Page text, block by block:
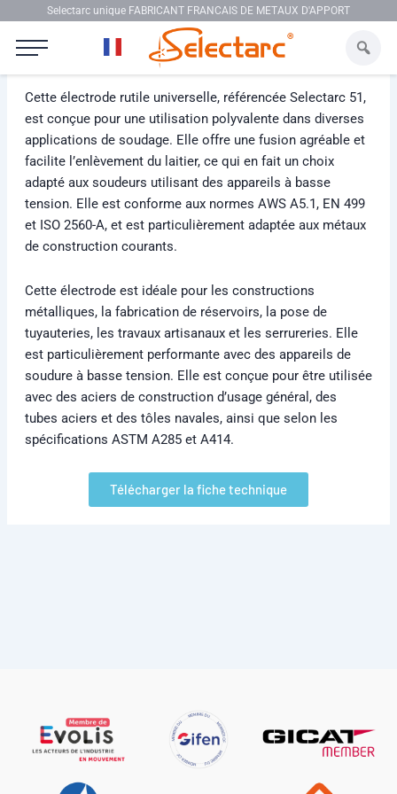
Aller au contenuSelectarc unique FABRICANT FRANCAIS DE METAUX D'APPORT
Cette électrode rutile universelle, référencée Selectarc 51,
est conçue pour une utilisation polyvalente dans diverses
applications de soudage. Elle offre une fusion agréable et
facilite l’enlèvement du laitier, ce qui en fait un choix
adapté aux soudeurs utilisant des appareils à basse
tension. Elle est conforme aux normes AWS A5.1, EN 499
et ISO 2560-A, et est particulièrement adaptée aux métaux
de construction courants.
Cette électrode est idéale pour les constructions
métalliques, la fabrication de réservoirs, la pose de
tuyauteries, les travaux artisanaux et les serrureries. Elle
est particulièrement performante avec des appareils de
soudure à basse tension. Elle est conçue pour être utilisée
avec des aciers de construction d’usage général, des
tubes aciers et des tôles navales, ainsi que selon les
spécifications ASTM A285 et A414.
Télécharger la fiche technique